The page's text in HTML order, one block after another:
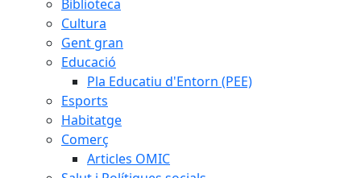
Biblioteca
Cultura
Gent gran
Educació
Pla Educatiu d'Entorn (PEE)
Esports
Habitatge
Comerç
Articles OMIC